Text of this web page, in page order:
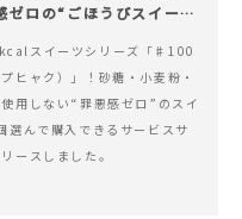
ゼロの“ごほうびスイー
スイーツシリーズ「♯100
プヒャク）」！砂糖・小麦粉・
用しない“罪悪感ゼロ”のスイ
選んで購入できるサービスサ
ースしました。